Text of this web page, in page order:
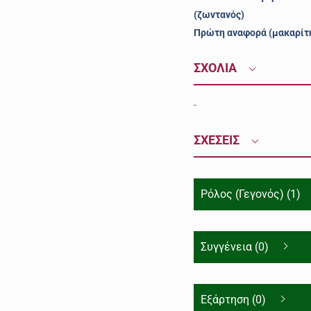
(ζωντανός)
Πρώτη αναφορά
ΣΧΟΛΙΑ
-
ΣΧΕΣΕΙΣ
Ρόλος (Γεγονός) (1)
Συγγένεια (0)
Εξάρτηση (0)